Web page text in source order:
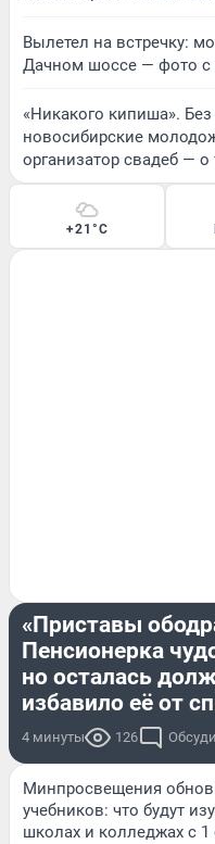
Вылетел на встречку:
Дачном шоссе — фото с
«Никакого кипиша».
новосибирские
организатор свадеб — о
+21°C
«Приставы
Пенсионерка
но осталась
избавило её от
4 минуты 126
Минпросвещения
учебников: что будут
школах и колледжах с 1